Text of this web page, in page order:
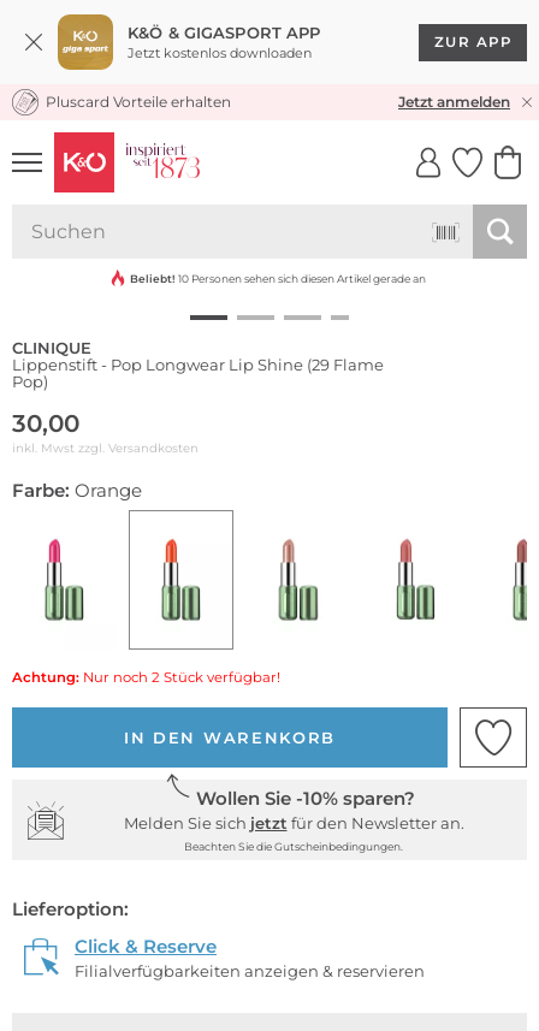
K&Ö & GIGASPORT APP
Jetzt kostenlos downloaden
ZUR APP
KOSTENLOSER VERSAND* & RÜCKVERSAND
Pluscard Vorteile erhalten Jetzt anmelden
UNSERE APP
CLICK &
Beliebt! 10 Personen sehen sich diesen Artikel gerade an
CLINIQUE
Lippenstift - Pop Longwear Lip Shine (29 Flame
Pop)
30,00
inkl. Mwst zzgl. Versandkosten
Farbe: Orange
Achtung: Nur noch 2 Stück verfügbar!
IN DEN WARENKORB
Wollen Sie -10% sparen?
Melden Sie sich jetzt für den Newsletter an.
Beachten Sie die Gutscheinbedingungen.
Lieferoption:
Click & Reserve
Filialverfügbarkeiten anzeigen & reservieren